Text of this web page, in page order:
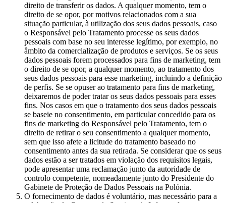
direito de transferir os dados. A qualquer momento, tem o
direito de se opor, por motivos relacionados com a sua
situação particular, à utilização dos seus dados pessoais, caso
o Responsável pelo Tratamento processe os seus dados
pessoais com base no seu interesse legítimo, por exemplo, no
âmbito da comercialização de produtos e serviços. Se os seus
dados pessoais forem processados para fins de marketing, tem
o direito de se opor, a qualquer momento, ao tratamento dos
seus dados pessoais para esse marketing, incluindo a definição
de perfis. Se se opuser ao tratamento para fins de marketing,
deixaremos de poder tratar os seus dados pessoais para esses
fins. Nos casos em que o tratamento dos seus dados pessoais
se baseie no consentimento, em particular concedido para os
fins de marketing do Responsável pelo Tratamento, tem o
direito de retirar o seu consentimento a qualquer momento,
sem que isso afete a licitude do tratamento baseado no
consentimento antes da sua retirada. Se considerar que os seus
dados estão a ser tratados em violação dos requisitos legais,
pode apresentar uma reclamação junto da autoridade de
controlo competente, nomeadamente junto do Presidente do
Gabinete de Proteção de Dados Pessoais na Polónia.
O fornecimento de dados é voluntário, mas necessário para a